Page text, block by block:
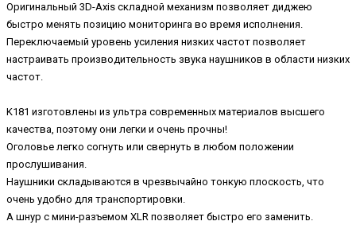
Оригинальный 3D-Axis складной механизм позволяет диджею
быстро менять позицию мониторинга во время исполнения.
Переключаемый уровень усиления низких частот позволяет
настраивать производительность звука наушников в области низких
частот.
K181 изготовлены из ультра современных материалов высшего
качества, поэтому они легки и очень прочны!
Оголовье легко согнуть или свернуть в любом положении
прослушивания.
Наушники складываются в чрезвычайно тонкую плоскость, что
очень удобно для транспортировки.
А шнур с мини-разъемом XLR позволяет быстро его заменить.